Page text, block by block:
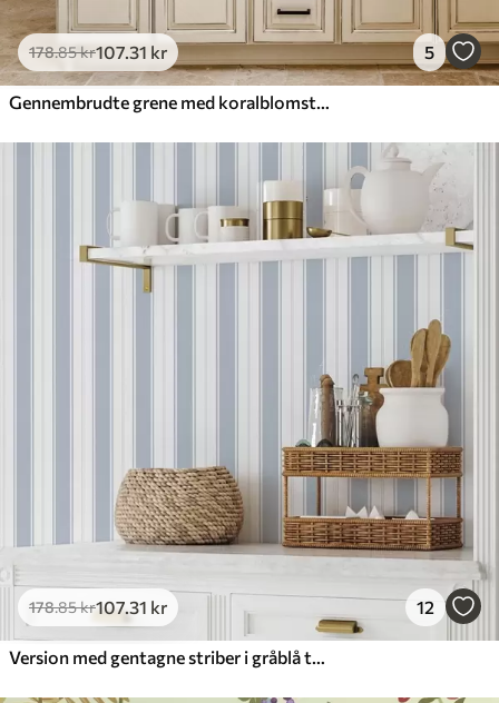
178.85kr107.31 kr 5
Gennembrudte grene med koralblomster, blomstermønster
178.85kr107.31 kr 12
Version med gentagne striber i gråblå toner